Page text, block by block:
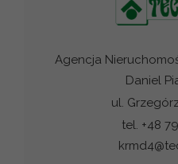
Agencja
Daniel
ul.
tel. +48